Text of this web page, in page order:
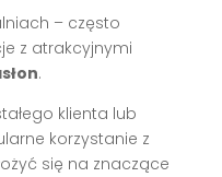
– często
z atrakcyjnymi
.
klienta lub
korzystanie z
się na znaczące